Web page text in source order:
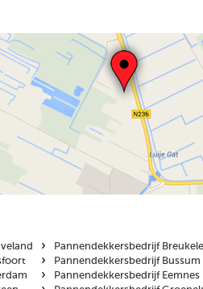
› Pannendekkersbedrijf
› Pannendekkersbedrijf Bussum
› Pannendekkersbedrijf Eemnes